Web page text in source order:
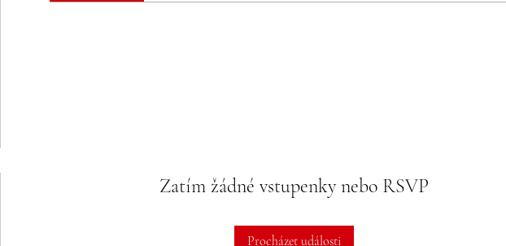
Zatím žádné vstupenky nebo RSVP
Procházet události